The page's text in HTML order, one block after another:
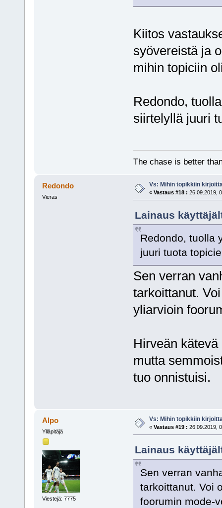
Kiitos
syövereistä ja
mihin topiciin
Redondo,
siirtelyllä juuri
The chase is better
Redondo
Vieras
Vs: Mihin topikkiin
« Vastaus #18 : 26.09.2019,
Lainaus
Redondo, tuolla
juuri tuota
Sen verran
tarkoittanut.
yliarvioin
Hirveän
mutta
tuo onnistuisi.
Alpo
Ylläpitäjä
Viestejä: 7775
Vs: Mihin topikkiin
« Vastaus #19 : 26.09.2019,
Lainaus
Sen verran
tarkoittanut. Voi
foorumin mode-